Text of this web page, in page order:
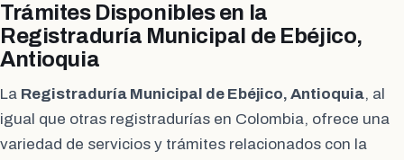
Trámites Disponibles en la
Registraduría Municipal de Ebéjico,
Antioquia
La Registraduría Municipal de Ebéjico, Antioquia, al
igual que otras registradurías en Colombia, ofrece una
variedad de servicios y trámites relacionados con la